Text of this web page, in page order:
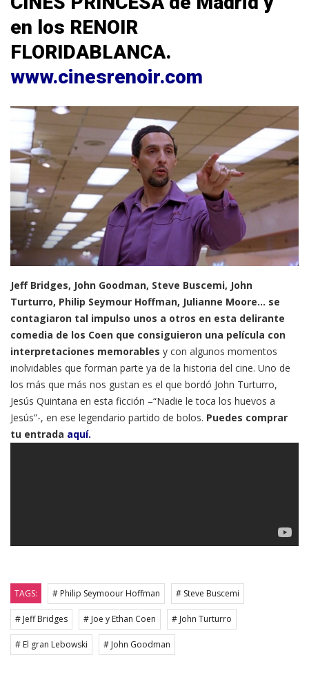
en los RENOIR
FLORIDABLANCA.
www.cinesrenoir.com
Jeff Bridges, John Goodman, Steve Buscemi, John
Turturro, Philip Seymour Hoffman, Julianne Moore… se
contagiaron tal impulso unos a otros en esta delirante
comedia de los Coen que consiguieron una película con
interpretaciones memorables y con algunos momentos
inolvidables que forman parte ya de la historia del cine. Uno de
los más que más nos gustan es el que bordó John Turturro,
Jesús Quintana en esta ficción –“Nadie le toca los huevos a
Jesús”-, en ese legendario partido de bolos. Puedes comprar
tu entrada aquí.
TAGS: # Philip Seymoour Hoffman # Steve Buscemi
# Jeff Bridges # Joe y Ethan Coen # John Turturro
# El gran Lebowski # John Goodman